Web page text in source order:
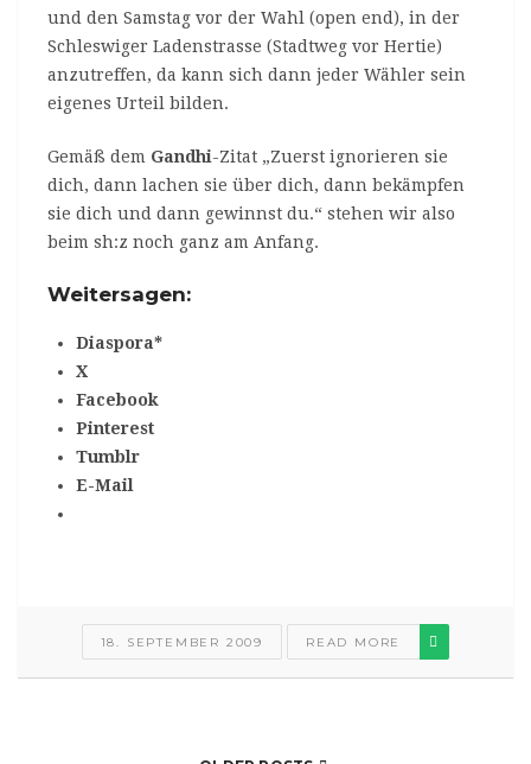
und den Samstag vor der Wahl (open end), in der
Schleswiger Ladenstrasse (Stadtweg vor Hertie)
anzutreffen, da kann sich dann jeder Wähler sein
eigenes Urteil bilden.
Gemäß dem Gandhi-Zitat „Zuerst ignorieren sie
dich, dann lachen sie über dich, dann bekämpfen
sie dich und dann gewinnst du.“ stehen wir also
beim sh:z noch ganz am Anfang.
Weitersagen:
Diaspora*
X
Facebook
Pinterest
Tumblr
E-Mail
18. SEPTEMBER 2009 READ MORE